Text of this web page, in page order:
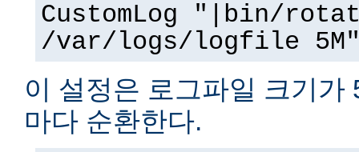
CustomLog "|bin/
/var/logs/logfile 5M"
이 설정은 로그파일 크기가
마다 순환한다.